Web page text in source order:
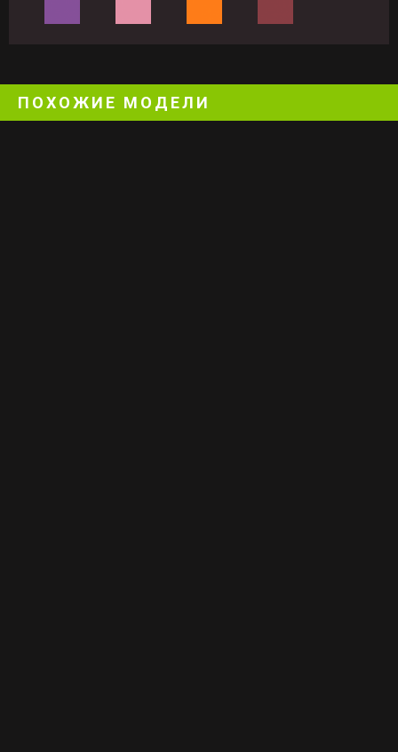
ПОХОЖИЕ МОДЕЛИ